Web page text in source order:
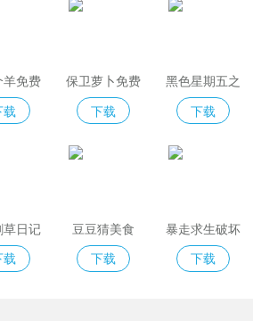
免费
载
保卫萝卜免费
版
下载
黑色星期五之
夜indiecross
下载
草日记
载
豆豆猜美食
下载
暴走求生破坏
模拟器
下载